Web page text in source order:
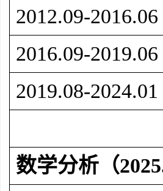
2012.09-2016.06
2016.09-2019.06
2019.08-2024.01
数学分析（